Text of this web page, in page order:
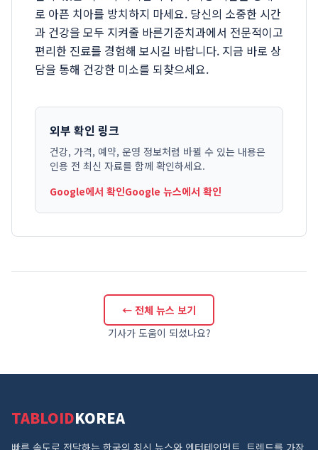
로 아픈 치아를 방치하지 마세요. 당신의 소중한 시간
과 건강을 모두 지켜줄 바른기준치과에서 전문적이고
편리한 진료를 경험해 보시길 바랍니다. 지금 바로 상
담을 통해 건강한 미소를 되찾으세요.
외부 확인 링크
건강, 가격, 예약, 운영 정보처럼 바뀔 수 있는 내용은
인용 전 최신 자료를 함께 확인하세요.
Google에서 확인Google 뉴스에서 확인
← 전체 뉴스 보기
기사가 도움이 되셨나요?
TABLOIDKOREA
빠른 속도로 전달하는 한국의 최신 뉴스와 엔터테인먼트. 트렌드를 가장